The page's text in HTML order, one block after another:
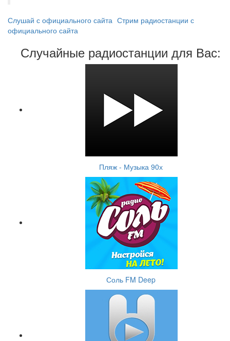
Слушай с официального сайта Стрим радиостанции с
официального сайта
Случайные радиостанции для Вас:
Пляж - Музыка 90х
Соль FM Deep